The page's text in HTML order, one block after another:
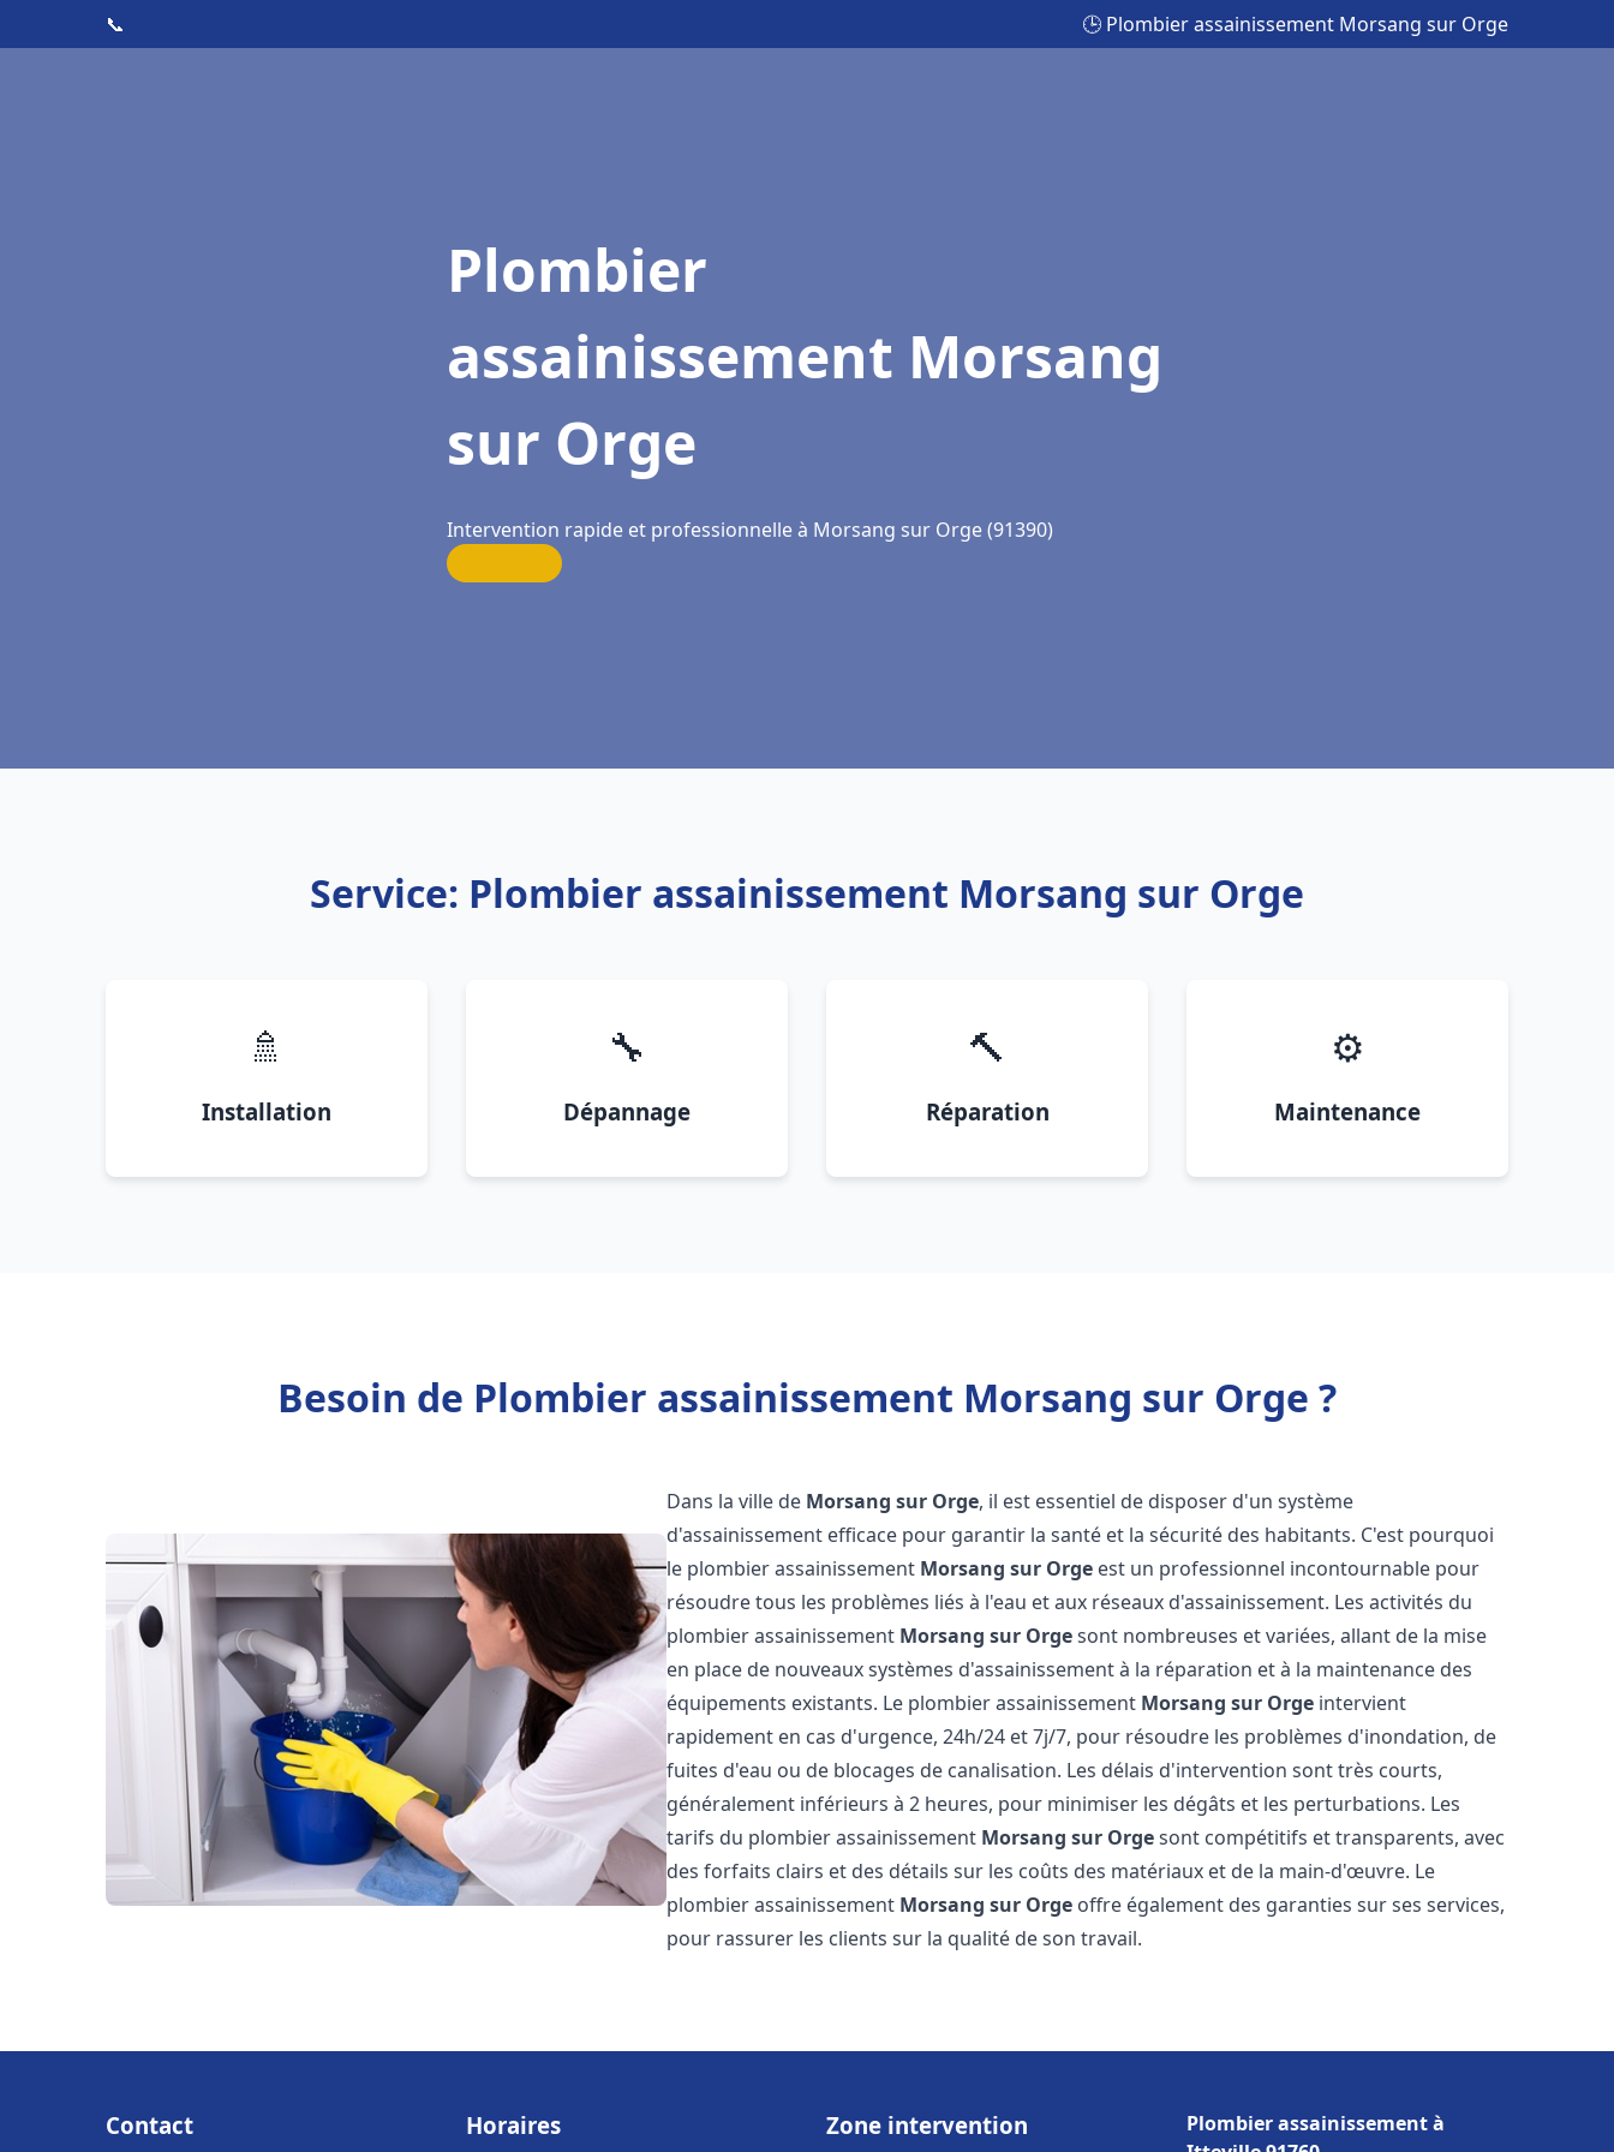
📞 🕒 Plombier assainissement Morsang sur Orge
Plombier
assainissement Morsang
sur Orge
Intervention rapide et professionnelle à Morsang sur Orge (91390)
Service: Plombier assainissement Morsang sur Orge
🚿
Installation
🔧
Dépannage
🔨
Réparation
⚙️
Maintenance
Besoin de Plombier assainissement Morsang sur Orge ?
Dans la ville de Morsang sur Orge, il est essentiel de disposer d'un système
d'assainissement efficace pour garantir la santé et la sécurité des habitants. C'est pourquoi
le plombier assainissement Morsang sur Orge est un professionnel incontournable pour
résoudre tous les problèmes liés à l'eau et aux réseaux d'assainissement. Les activités du
plombier assainissement Morsang sur Orgesont nombreuses et variées, allant de la mise
en place de nouveaux systèmes d'assainissement à la réparation et à la maintenance des
équipements existants. Le plombier assainissement Morsang sur Orge intervient
rapidement en cas d'urgence, 24h/24 et 7j/7, pour résoudre les problèmes d'inondation, de
fuites d'eau ou de blocages de canalisation. Les délais d'intervention sont très courts,
généralement inférieurs à 2 heures, pour minimiser les dégâts et les perturbations. Les
tarifs du plombier assainissement Morsang sur Orgesont compétitifs et transparents, avec
des forfaits clairs et des détails sur les coûts des matériaux et de la main-d'œuvre. Le
plombier assainissement Morsang sur Orge offre également des garanties sur ses services,
pour rassurer les clients sur la qualité de son travail.
Contact Horaires Zone intervention
Plombier assainissement à